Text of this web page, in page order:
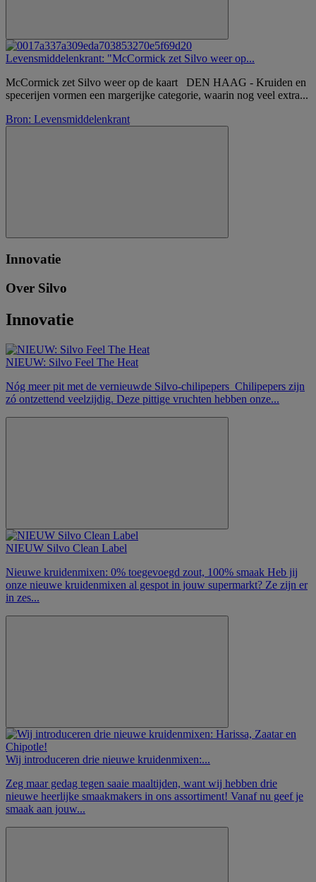
Levensmiddelenkrant: "McCormick zet Silvo weer op...
McCormick zet Silvo weer op de kaart DEN HAAG - Kruiden en
specerijen vormen een margerijke categorie, waarin nog veel extra...
Bron: Levensmiddelenkrant
Innovatie
Over Silvo
Innovatie
NIEUW: Silvo Feel The Heat
Nóg meer pit met de vernieuwde Silvo-chilipepers Chilipepers zijn
zó ontzettend veelzijdig. Deze pittige vruchten hebben onze...
NIEUW Silvo Clean Label
Nieuwe kruidenmixen: 0% toegevoegd zout, 100% smaak Heb jij
onze nieuwe kruidenmixen al gespot in jouw supermarkt? Ze zijn er
in zes...
Wij introduceren drie nieuwe kruidenmixen:...
Zeg maar gedag tegen saaie maaltijden, want wij hebben drie
nieuwe heerlijke smaakmakers in ons assortiment! Vanaf nu geef je
smaak aan jouw...